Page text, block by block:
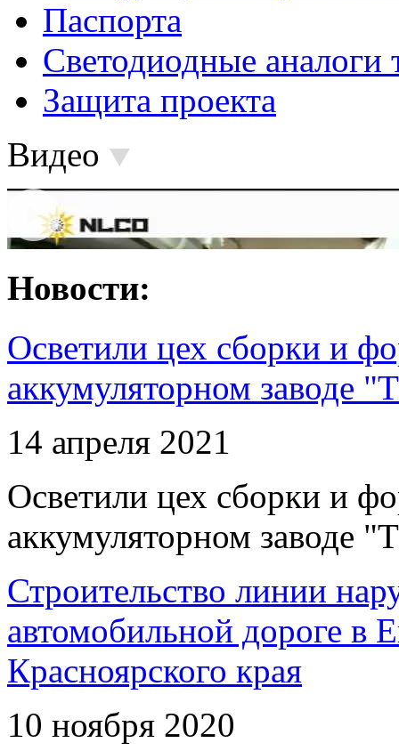
Паспорта
Светодиодные аналоги
Защита проекта
Видео
Новости:
Осветили цех сборки и
аккумуляторном заводе
14 апреля 2021
Осветили цех сборки и
аккумуляторном заводе
Строительство линии
автомобильной дороге в
Красноярского края
10 ноября 2020